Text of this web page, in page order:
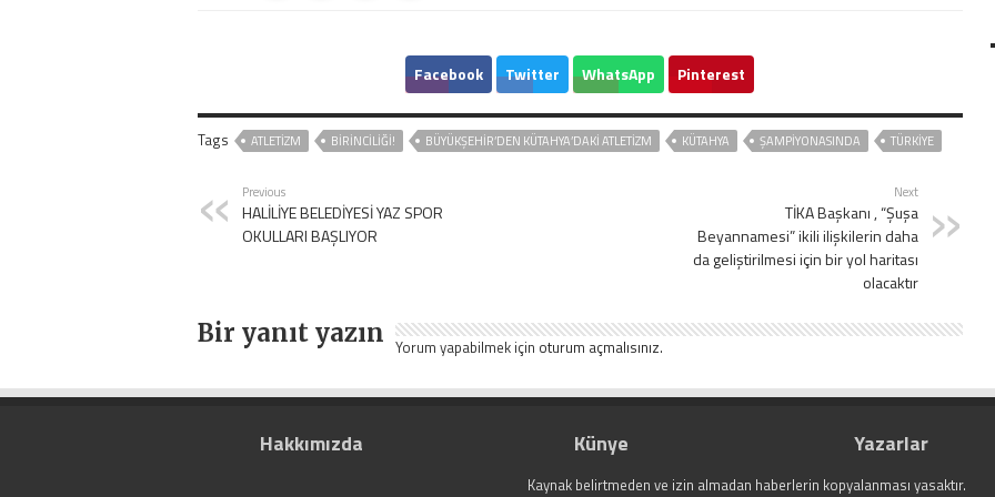
Facebook Twitter WhatsApp Pinterest
Tags ATLETIZM BİRİNCİLİĞİ! BÜYÜKŞEHİR’DEN KÜTAHYA’DAKİ ATLETİZM KÜTAHYA ŞAMPİYONASINDA TÜRKİYE
Previous
HALİLİYE BELEDİYESİ YAZ SPOR
OKULLARI BAŞLIYOR
Next
TİKA Başkanı , “Şuşa
Beyannamesi” ikili ilişkilerin daha
da geliştirilmesi için bir yol haritası
olacaktır
Bir yanıt yazın Yorum yapabilmek için oturum açmalısınız.
Hakkımızda Künye Yazarlar
Kaynak belirtmeden ve izin almadan haberlerin kopyalanması yasaktır.